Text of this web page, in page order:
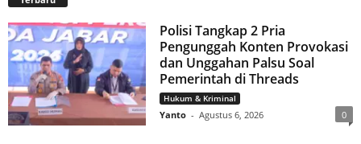
Polisi Tangkap 2 Pria
Pengunggah Konten Provokasi
dan Unggahan Palsu Soal
Pemerintah di Threads
Hukum & Kriminal
Yanto - Agustus 6, 2026 0